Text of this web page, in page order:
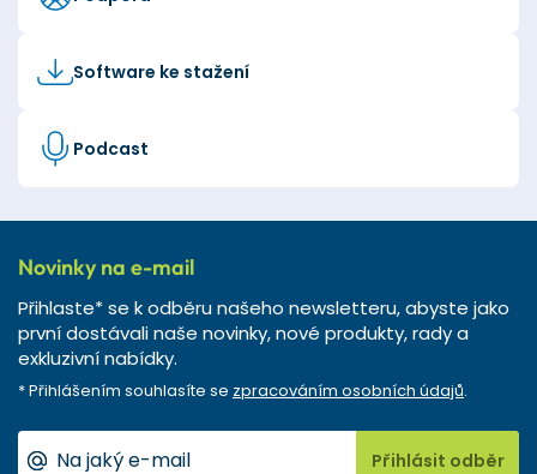
Software ke stažení
Podcast
Novinky na e-mail
Přihlaste* se k odběru našeho newsletteru, abyste jako
první dostávali naše novinky, nové produkty, rady a
exkluzivní nabídky.
* Přihlášením souhlasíte se zpracováním osobních údajů.
Přihlásit odběr